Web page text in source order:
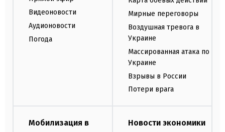
Видеоновости
Аудионовости
Погода
Мирные переговоры
Воздушная тревога в
Украине
Массированная атака по
Украине
Взрывы в России
Потери врага
Мобилизация в
Новости экономики